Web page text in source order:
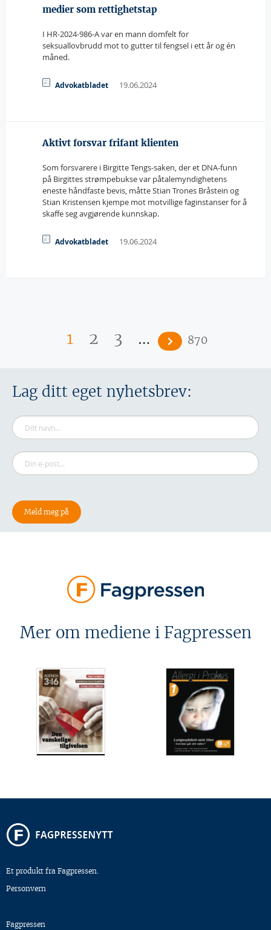
medier som rettighetstap
I HR-2024-986-A var en mann domfelt for
seksuallovbrudd mot to gutter til fengsel i ett år og én
måned.
Advokatbladet 19.06.2024
Aktivt forsvar frifant klienten
Som forsvarere i Birgitte Tengs-saken, der et DNA-funn
på Birgittes strømpebukse var påtalemyndighetens
eneste håndfaste bevis, måtte Stian Trones Bråstein og
Stian Kristensen kjempe mot motvillige faginstanser for å
skaffe seg avgjørende kunnskap.
Advokatbladet 19.06.2024
1 2 3 … 870
Lag ditt eget nyhetsbrev:
Mer om mediene i Fagpressen
Et produkt fra Fagpressen.
Personvern
Fagpressen